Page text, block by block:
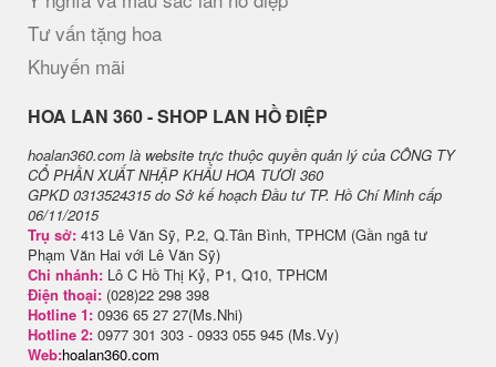
Tư vấn tặng hoa
Khuyến mãi
H​OA LAN 360 - SHOP LAN HỒ ĐIỆP
hoalan360.com là website trực thuộc quyền quản lý của CÔNG TY
CỔ PHẦN XUẤT NHẬP KHẨU HOA TƯƠI 360
GPKD 0313524315 do Sở kế hoạch Đầu tư TP. Hồ Chí Minh cấp
06/11/2015
Trụ sở: 413 Lê Văn Sỹ, P.2, Q.Tân Bình, TPHCM (Gần ngã tư
Phạm Văn Hai với Lê Văn Sỹ)
Chi nhánh: Lô C Hồ Thị Kỷ, P1, Q10, TPHCM
Điện thoại: (028)22 298 398
Hotline 1: 0936 65 27 27(Ms.Nhi)
Hotline 2: 0977 301 303 - 0933 055 945 (Ms.Vy)
Web:hoalan360.com